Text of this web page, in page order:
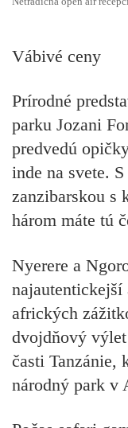
Vábivé ceny
Prírodné
parku Jozani
predvedú
inde na svete.
zanzibarskou s
három máte tú
Nyerere a
afrických
dvojdňový
časti Tanzánie,
národný park v